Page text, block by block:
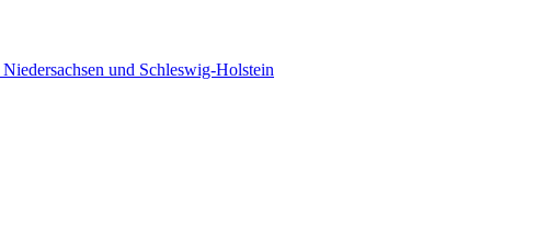
und Schleswig-Holstein